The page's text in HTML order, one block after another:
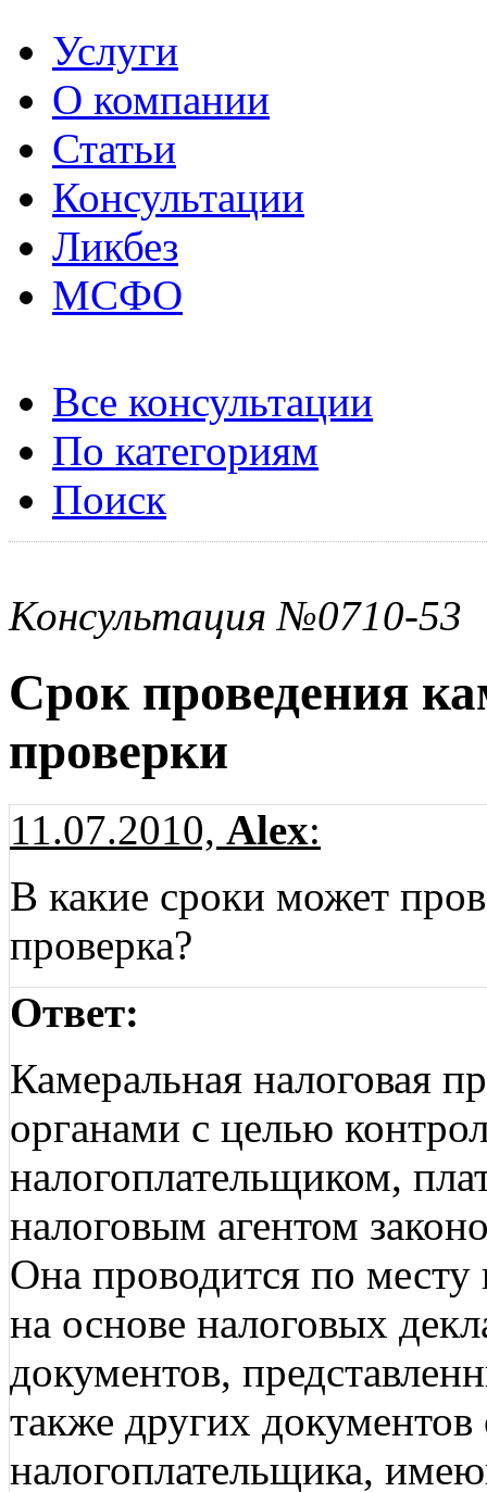
Услуги
О компании
Статьи
Консультации
Ликбез
МСФО
Все консультации
По категориям
Поиск
Консультация №0710-53
Срок проведения
проверки
11.07.2010, Alex:
В какие сроки может
проверка?
Ответ:
Камеральная налоговая
органами с целью
налогоплательщиком,
налоговым агентом
Она проводится по месту
на основе налоговых
документов,
также других документов
налогоплательщика,